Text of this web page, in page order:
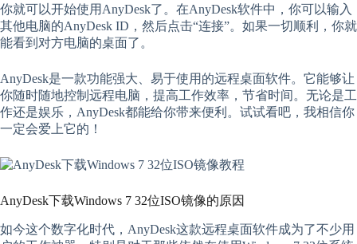
你就可以开始使用AnyDesk了。在AnyDesk软件中，你可以输入
其他电脑的AnyDesk ID，然后点击“连接”。如果一切顺利，你就
能看到对方电脑的桌面了。
AnyDesk是一款功能强大、易于使用的远程桌面软件。它能够让
你随时随地控制远程电脑，提高工作效率，节省时间。无论是工
作还是娱乐，AnyDesk都能给你带来便利。试试看吧，我相信你
一定会爱上它的！
AnyDesk下载Windows 7 32位ISO镜像的原因
如今这个数字化时代，AnyDesk这款远程桌面软件成为了不少用